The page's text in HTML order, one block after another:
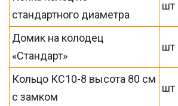
стандартного диаметра
шт
Домик на колодец
«Стандарт»
шт
Кольцо КС10-8 высота 80 см
с замком
шт